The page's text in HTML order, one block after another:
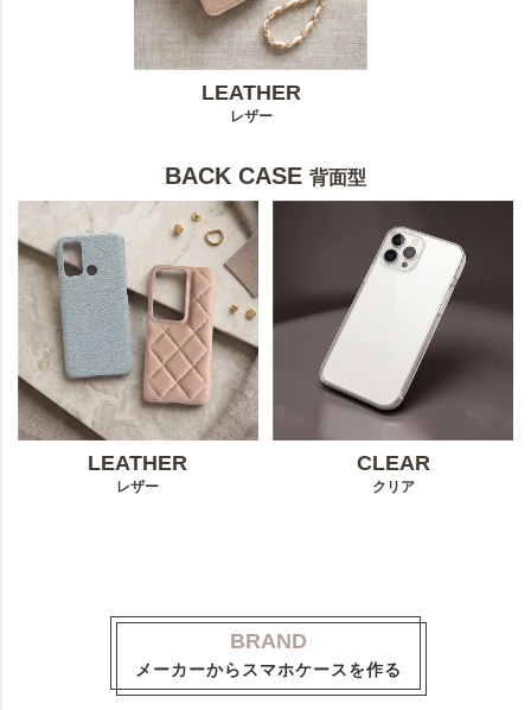
LEATHER
レザー
BACK CASE 背面型
LEATHER
レザー
CLEAR
クリア
BRAND
メーカーからスマホケースを作る